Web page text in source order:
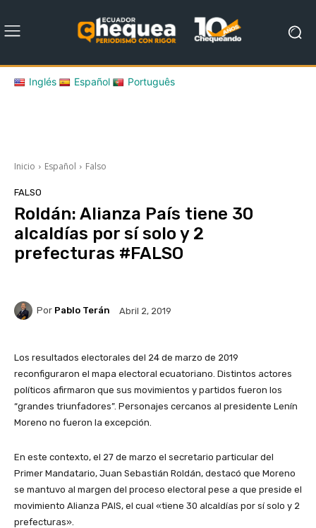
Inglés Español Português
Inicio Español Falso
FALSO
Roldán: Alianza País tiene 30
alcaldías por sí solo y 2
prefecturas #FALSO
Por Pablo Terán Abril 2, 2019
Los resultados electorales del 24 de marzo de 2019
reconfiguraron el mapa electoral ecuatoriano. Distintos actores
políticos afirmaron que sus movimientos y partidos fueron los
“grandes triunfadores”. Personajes cercanos al presidente Lenín
Moreno no fueron la excepción.
En este contexto, el 27 de marzo el secretario particular del
Primer Mandatario, Juan Sebastián Roldán, destacó que Moreno
se mantuvo al margen del proceso electoral pese a que preside el
movimiento Alianza PAIS, el cual «tiene 30 alcaldías por sí solo y 2
prefecturas».